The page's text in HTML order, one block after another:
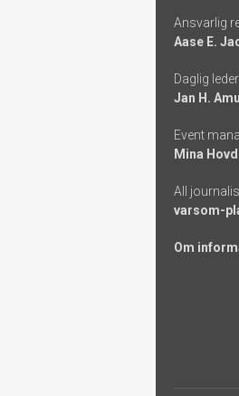
-
links
Ansvarlig
Aase E.
Daglig
Jan H.
Event
Mina
All
varsom-
Om